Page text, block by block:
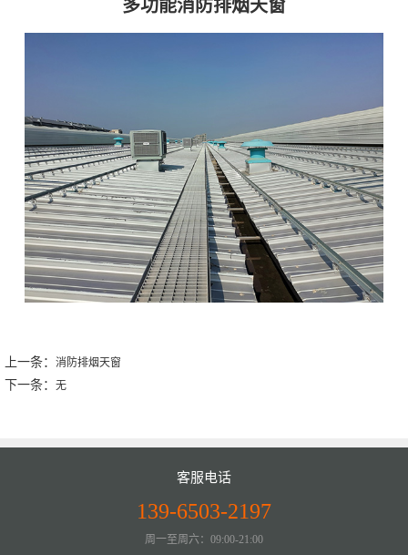
多功能消防排烟天窗
上一条： 消防排烟天窗
下一条： 无
客服电话
139-6503-2197
周一至周六：09:00-21:00